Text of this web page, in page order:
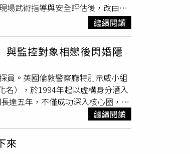
活在繁華都市的好友，為了迎接更
兩位演技與美貌兼具的選角，讓人
作發表會上，提及兩人所具備的
個角色，故事能以更具說服力與
挑戰更嶄新的面貌。」尤其這是
別想區分什麼，但這畢竟是第一
也很好奇觀眾會如何看待。」此
獷的魅力，但鐘瑞本人其實皮膚白
大量吸收並消化了角色。」她並表
給人很好的感覺。」她也回憶：
鐘瑞也憶起：「得知能跟韶禧一起
演。」她並大讚對方：「在拍攝
場武術指導與安全評估後，改由專
透露，拍攝時冷到全身不斷發抖，
落的動作，接著立刻銜接飛踢橋
乎沒有力氣趴在地上。」而翁家
繹得淋漓盡致。就連張家瑋都直
累到趴在地上。（圖／民視）
繼續閱讀
監控對象相戀後閃婚隱
探員。英國倫敦警察廳特別示威小組
名），於1994年起以虛構身分潛入
達五年，不僅成功深入核心圈，甚
嶼，過著遠離世俗的生活。根據
與軍靴，自稱是快遞員，活躍於
體成員信任。這名
運動、社運與極端團體。她是小
繼續閱讀
來